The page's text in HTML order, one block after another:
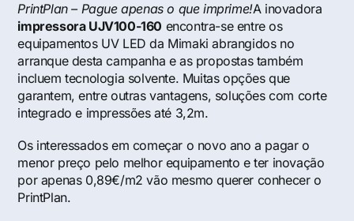
PrintPlan – Pague apenas o que imprime!A inovadora
impressora UJV100-160 encontra-se entre os
equipamentos UV LED da Mimaki abrangidos no
arranque desta campanha e as propostas também
incluem tecnologia solvente. Muitas opções que
garantem, entre outras vantagens, soluções com corte
integrado e impressões até 3,2m.
Os interessados em começar o novo ano a pagar o
menor preço pelo melhor equipamento e ter inovação
por apenas 0,89€/m2 vão mesmo querer conhecer o
PrintPlan.